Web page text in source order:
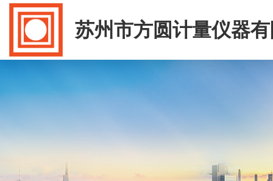
苏州市方圆计量仪器